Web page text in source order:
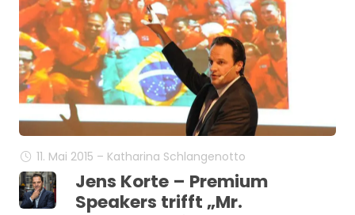
11. Mai 2015 – Katharina Schlangenotto
Jens Korte – Premium
Speakers trifft „Mr.